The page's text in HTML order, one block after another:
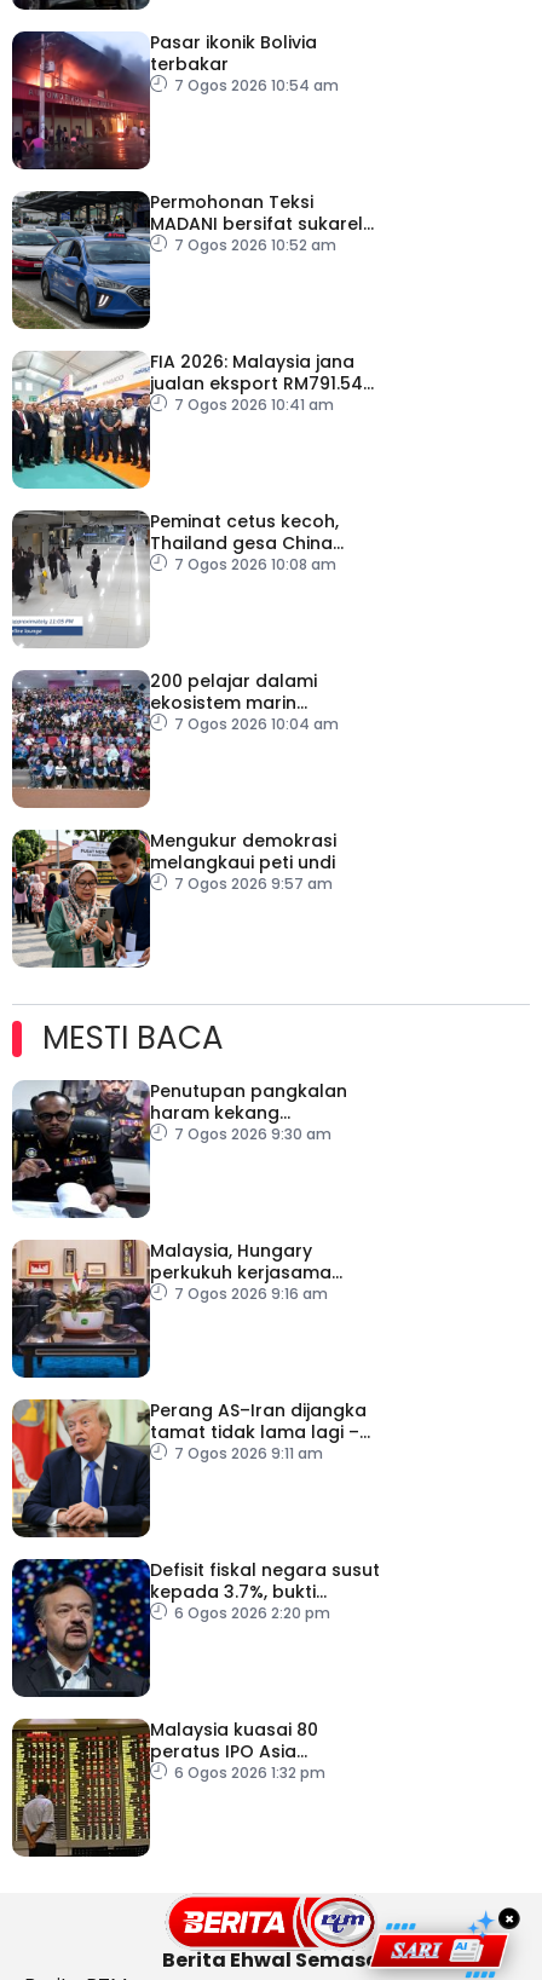
Pasar ikonik Bolivia
terbakar
7 Ogos 2026 10:54 am
Permohonan Teksi
MADANI bersifat sukarela,
teksi sedia ada dibenar
7 Ogos 2026 10:52 am
FIA 2026: Malaysia jana
jualan eksport RM791.54
juta7 Ogos 2026 10:41 am
Peminat cetus kecoh,
Thailand gesa China
ambil tindakan
7 Ogos 2026 10:08 am
200 pelajar dalami
ekosistem marin
menerusi Blue School
7 Ogos 2026 10:04 am
Mengukur demokrasi
melangkaui peti undi
7 Ogos 2026 9:57 am
MESTI BACA
Penutupan pangkalan
haram kekang
penyeludupan di
7 Ogos 2026 9:30 am
Malaysia, Hungary
perkukuh kerjasama
sektor pertanian
7 Ogos 2026 9:16 am
Perang AS–Iran dijangka
tamat tidak lama lagi –
Trump
7 Ogos 2026 9:11 am
Defisit fiskal negara susut
kepada 3.7%, bukti
keyakinan pelabur masih
6 Ogos 2026 2:20 pm
Malaysia kuasai 80
peratus IPO Asia
Tenggara, kumpul AS$1.4
6 Ogos 2026 1:32 pm
×
Berita Ehwal Semasa